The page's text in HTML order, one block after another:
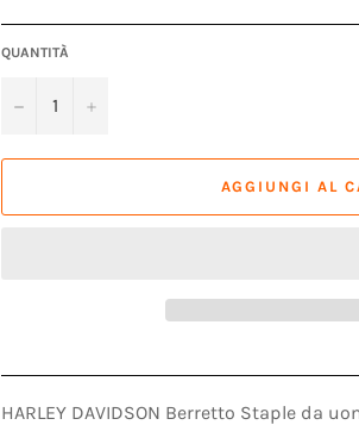
QUANTITÀ
− +
AGGIUNGI AL
HARLEY DAVIDSON Berretto Staple da